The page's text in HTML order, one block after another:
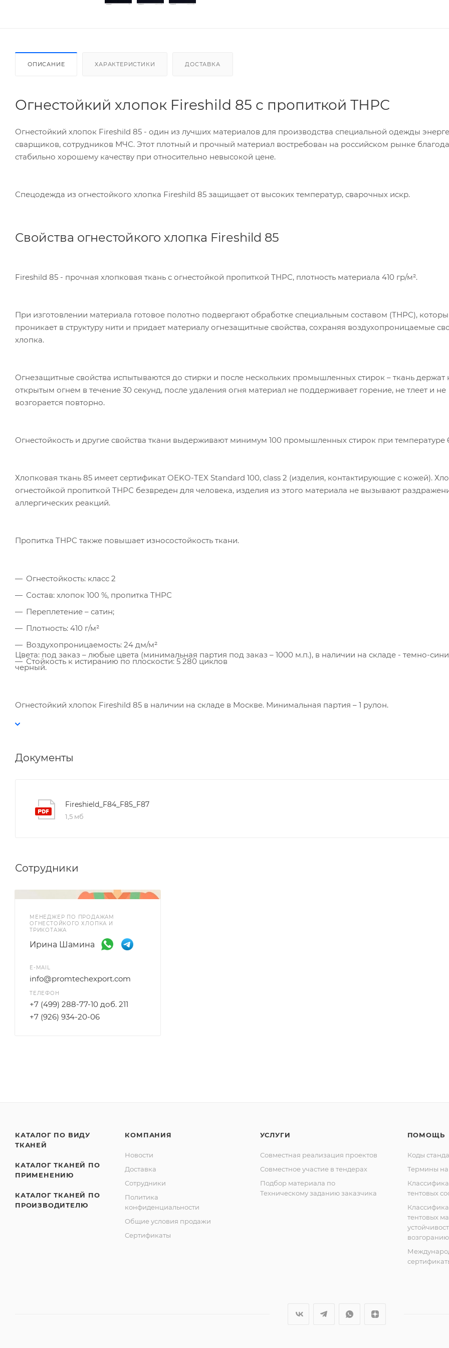
ОПИСАНИЕ ХАРАКТЕРИСТИКИ ДОСТАВКА
Огнестойкий хлопок Fireshild 85 с пропиткой ТНРС
Огнестойкий хлопок Fireshild 85 - один из лучших материалов для производства специальной одежды
сварщиков, сотрудников МЧС. Этот плотный и прочный материал востребован на российском рынке
стабильно хорошему качеству при относительно невысокой цене.
Спецодежда из огнестойкого хлопка Fireshild 85 защищает от высоких температур, сварочных искр.
Свойства огнестойкого хлопка Fireshild 85
Fireshild 85 - прочная хлопковая ткань с огнестойкой пропиткой ТНРС, плотность материала 410 гр/м².
При изготовлении материала готовое полотно подвергают обработке специальным составом (ТНРС),
проникает в структуру нити и придает материалу огнезащитные свойства, сохраняя воздухопроницаемые
хлопка.
Огнезащитные свойства испытываются до стирки и после нескольких промышленных стирок – ткань держат
открытым огнем в течение 30 секунд, после удаления огня материал не поддерживает горение, не тлеет и не
возгорается повторно.
Огнестойкость и другие свойства ткани выдерживают минимум 100 промышленных стирок при температуре
Хлопковая ткань 85 имеет сертификат OEKO-TEX Standard 100, class 2 (изделия, контактирующие с кожей).
огнестойкой пропиткой ТНРС безвреден для человека, изделия из этого материала не вызывают
аллергических реакций.
Пропитка THPC также повышает износостойкость ткани.
Огнестойкость: класс 2
Состав: хлопок 100 %, пропитка ТНРС
Переплетение – сатин;
Плотность: 410 г/м²
Воздухопроницаемость: 24 дм/м²
Стойкость к истиранию по плоскости: 5 280 циклов
Цвета: под заказ – любые цвета (минимальная партия под заказ – 1000 м.п.), в наличии на складе - темно-
черный.
Огнестойкий хлопок Fireshild 85 в наличии на складе в Москве. Минимальная партия – 1 рулон.
Документы
Fireshield_F84_F85_F87
1,5 мб
Сотрудники
МЕНЕДЖЕР ПО ПРОДАЖАМ
ОГНЕСТОЙКОГО ХЛОПКА И
ТРИКОТАЖА
Ирина Шамина
E-MAIL
info@promtechexport.com
ТЕЛЕФОН
+7 (499) 288-77-10 доб. 211
+7 (926) 934-20-06
КАТАЛОГ ПО ВИДУ
ТКАНЕЙ
КАТАЛОГ ТКАНЕЙ ПО
ПРИМЕНЕНИЮ
КАТАЛОГ ТКАНЕЙ ПО
ПРОИЗВОДИТЕЛЮ
КОМПАНИЯ
Новости
Доставка
Сотрудники
Политика
конфиденциальности
Общие условия продажи
Сертификаты
УСЛУГИ
Совместная реализация проектов
Совместное участие в тендерах
Подбор материала по
Техническому заданию заказчика
ПОМОЩЬ
Коды
Термины на
тентовых
тентовых
возгоранию
использует cookie-файлы и обрабатывает
взаимодействие с ним. Подробнее - вПолитике .
Подтвердите ваше согласие, нажав кнопку